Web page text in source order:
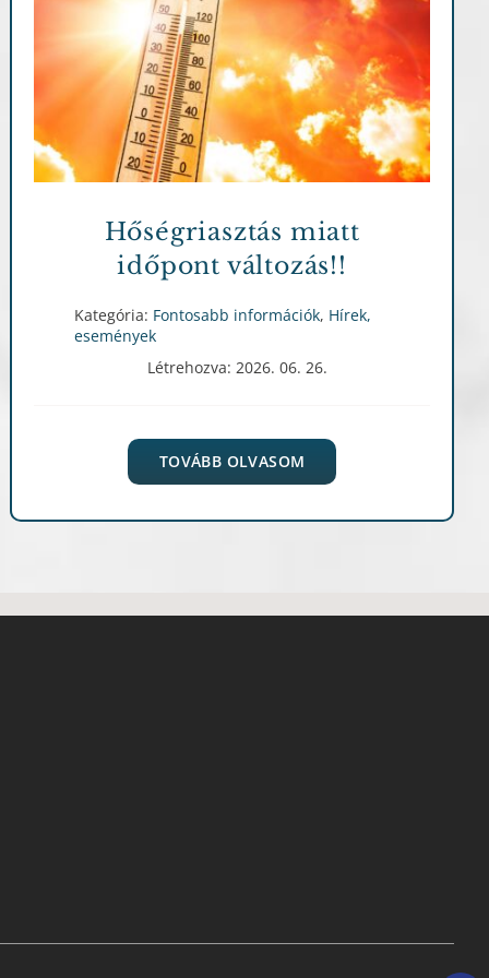
Fontosabb információk Hírek, események
Hőségriasztás miatt
időpont változás!!
Kategória: Fontosabb információk, Hírek,
események
Létrehozva: 2026. 06. 26.
TOVÁBB OLVASOM